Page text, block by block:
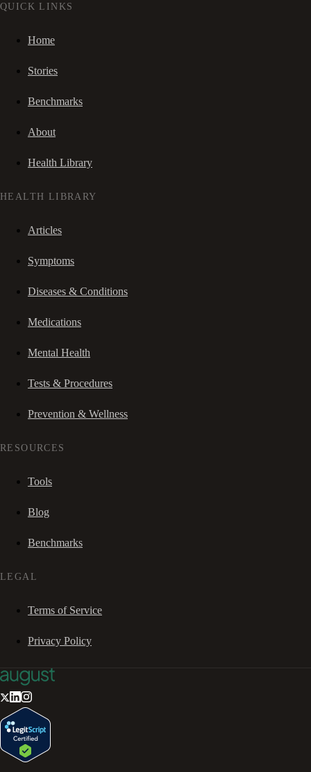
QUICK LINKS
Home
Stories
Benchmarks
About
Health Library
HEALTH LIBRARY
Articles
Symptoms
Diseases & Conditions
Medications
Mental Health
Tests & Procedures
Prevention & Wellness
RESOURCES
Tools
Blog
Benchmarks
LEGAL
Terms of Service
Privacy Policy